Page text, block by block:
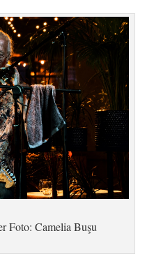
Foto: Camelia Buşu